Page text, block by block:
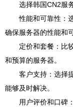
选择韩国CN2服
性能和可靠性：
确保服务器的性能和
定价和套餐：比
和预算的服务器。
客户支持：选择
能够及时解决。
用户评价和口碑